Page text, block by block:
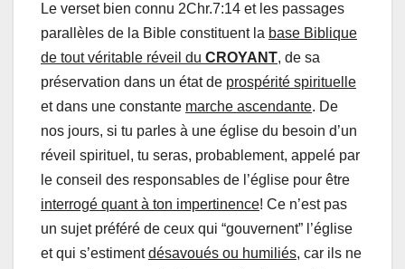
Le verset bien connu 2Chr.7:14 et les passages
parallèles de la Bible constituent la base Biblique
de tout véritable réveil du CROYANT, de sa
préservation dans un état de prospérité spirituelle
et dans une constante marche ascendante. De
nos jours, si tu parles à une église du besoin d’un
réveil spirituel, tu seras, probablement, appelé par
le conseil des responsables de l’église pour être
interrogé quant à ton impertinence! Ce n’est pas
un sujet préféré de ceux qui “gouvernent” l’église
et qui s’estimentdésavoués ou humiliés, car ils ne